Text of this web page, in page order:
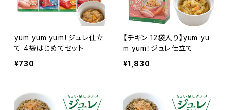
yum yum yum！ジュレ仕立
て 4袋はじめてセット
¥730
【チキン 12袋入り】yum yu
m yum！ジュレ仕立て
¥1,830